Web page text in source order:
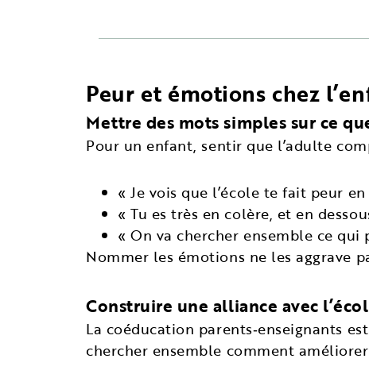
Peur et émotions chez
Mettre des mots simples sur ce
Pour un enfant, sentir que l’adulte
« Je vois que l’école te fait peur
« Tu es très en colère, et en
« On va chercher ensemble ce qui
Nommer les émotions ne les aggrave
Construire une alliance avec
La coéducation parents‑enseignants
chercher ensemble comment